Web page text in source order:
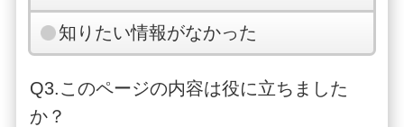
知りたい情報がなかった
Q3.このページの内容は役に立ちました
か？